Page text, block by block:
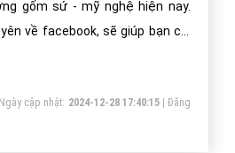
gốm sứ - mỹ nghệ hiện nay.
về facebook, sẽ giúp bạn cài
cập nhật: 2024-12-28 17:40:15|Đăng